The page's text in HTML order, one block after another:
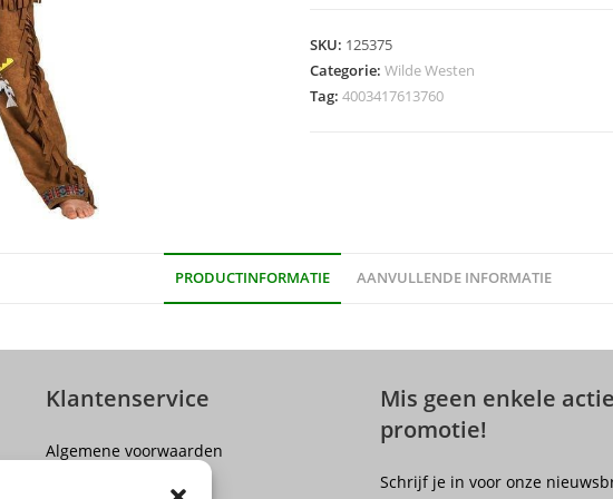
maat
128
SKU: 125375
Categorie: Wilde Westen
Tag: 4003417613760
PRODUCTINFORMATIE AANVULLENDE INFORMATIE
Klantenservice
Algemene voorwaarden
Mis geen enkele
promotie!
Schrijf je in voor onze